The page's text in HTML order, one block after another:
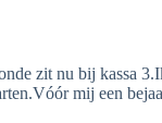
zit nu bij kassa
mij een